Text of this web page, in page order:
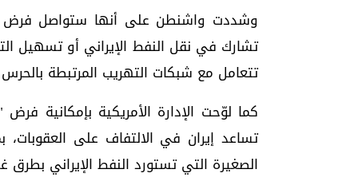
وشددت واشنطن على أنها ستواصل
تشارك في نقل النفط الإيراني أو تسهيل
تتعامل مع شبكات التهريب المرتبطة بالحرس
كما لوّحت الإدارة الأمريكية بإمكانية
تساعد إيران في الالتفاف على
الصغيرة التي تستورد النفط الإيراني بطرق